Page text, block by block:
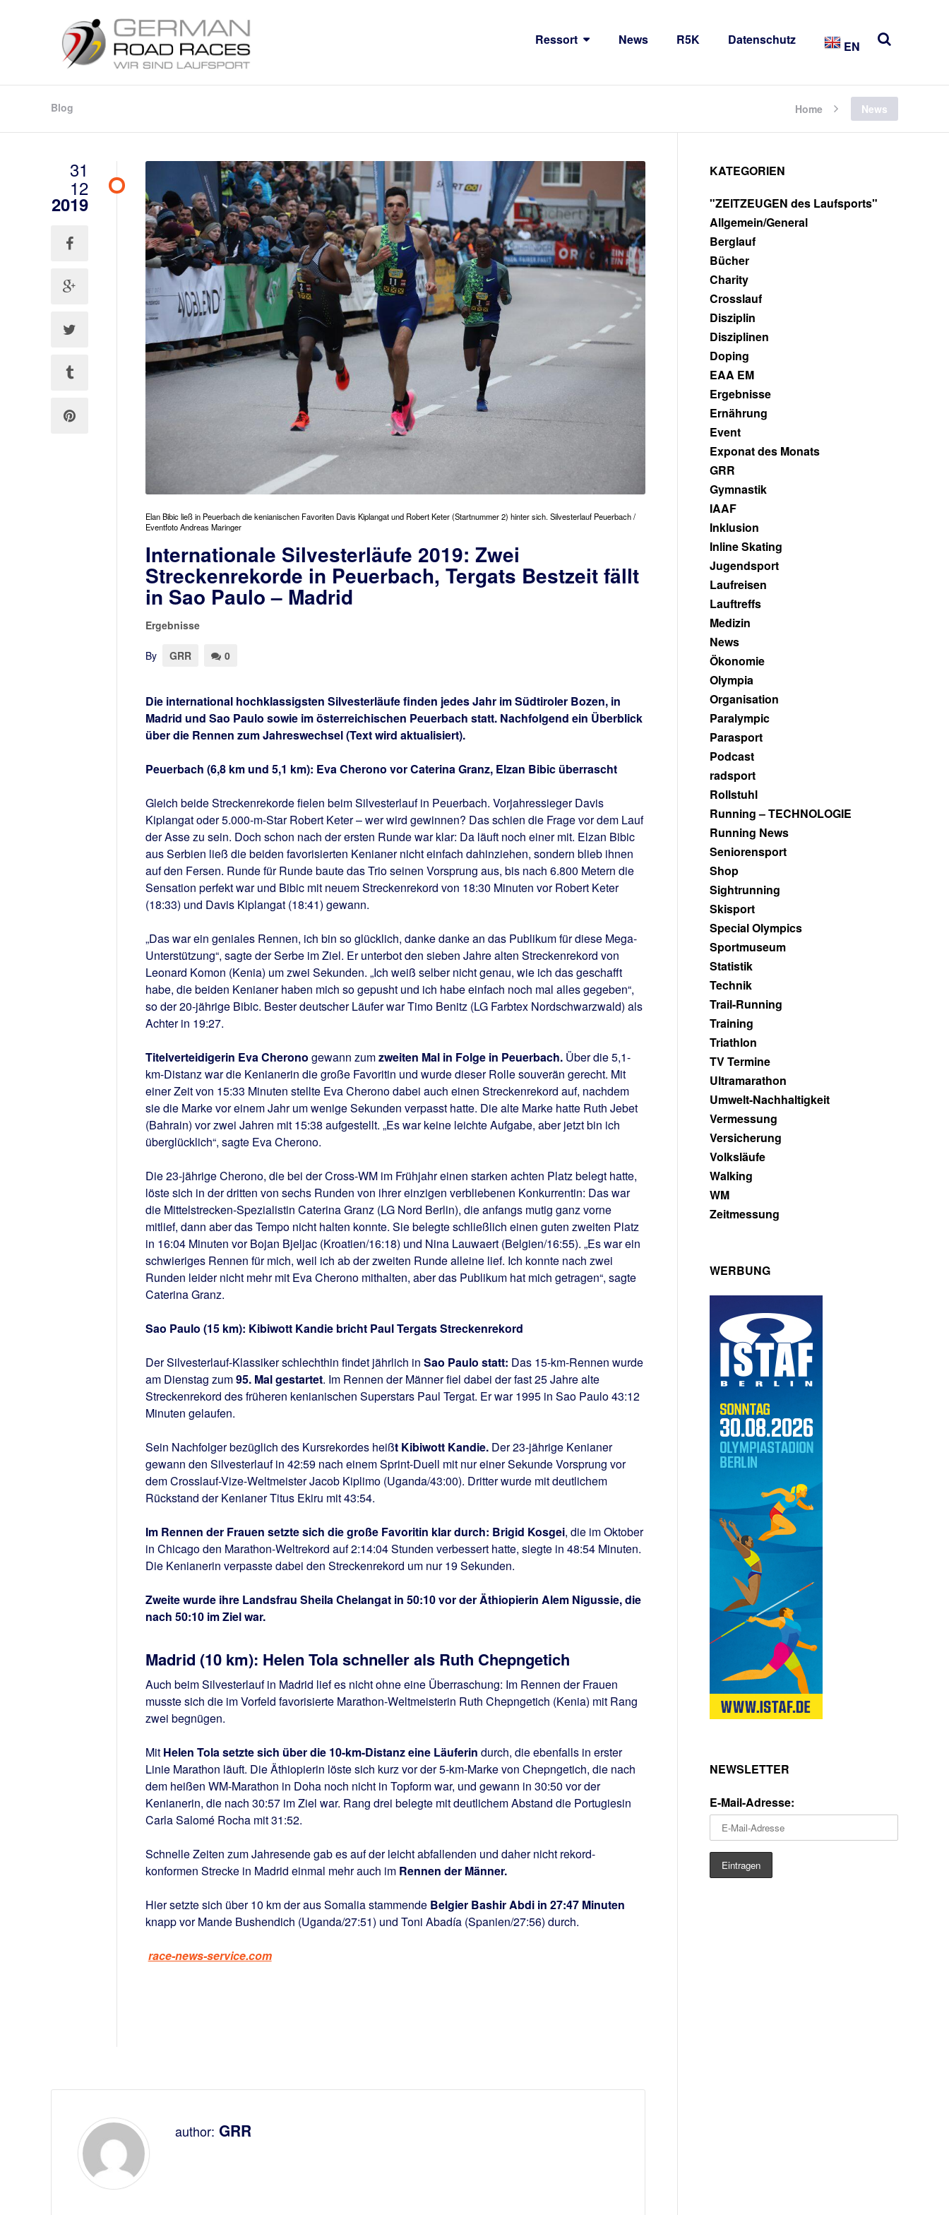
Ressort News R5K Datenschutz EN
Blog Home News
31
12
2019
Elan Bibic ließ in Peuerbach die kenianischen Favoriten Davis Kiplangat und Robert Keter (Startnummer 2) hinter sich. Silvesterlauf Peuerbach /
Eventfoto Andreas Maringer
Internationale Silvesterläufe 2019: Zwei
Streckenrekorde in Peuerbach, Tergats Bestzeit fällt
in Sao Paulo – Madrid
Ergebnisse
By GRR 0
Die international hochklassigsten Silvesterläufe finden jedes Jahr im Südtiroler Bozen, in
Madrid und Sao Paulo sowie im österreichischen Peuerbach statt. Nachfolgend ein Überblick
über die Rennen zum Jahreswechsel (Text wird aktualisiert).
Peuerbach (6,8 km und 5,1 km): Eva Cherono vor Caterina Granz, Elzan Bibic überrascht
Gleich beide Streckenrekorde fielen beim Silvesterlauf in Peuerbach. Vorjahressieger Davis
Kiplangat oder 5.000-m-Star Robert Keter – wer wird gewinnen? Das schien die Frage vor dem Lauf
der Asse zu sein. Doch schon nach der ersten Runde war klar: Da läuft noch einer mit. Elzan Bibic
aus Serbien ließ die beiden favorisierten Kenianer nicht einfach dahinziehen, sondern blieb ihnen
auf den Fersen. Runde für Runde baute das Trio seinen Vorsprung aus, bis nach 6.800 Metern die
Sensation perfekt war und Bibic mit neuem Streckenrekord von 18:30 Minuten vor Robert Keter
(18:33) und Davis Kiplangat (18:41) gewann.
„Das war ein geniales Rennen, ich bin so glücklich, danke danke an das Publikum für diese Mega-
Unterstützung“, sagte der Serbe im Ziel. Er unterbot den sieben Jahre alten Streckenrekord von
Leonard Komon (Kenia) um zwei Sekunden. „Ich weiß selber nicht genau, wie ich das geschafft
habe, die beiden Kenianer haben mich so gepusht und ich habe einfach noch mal alles gegeben“,
so der 20-jährige Bibic. Bester deutscher Läufer war Timo Benitz (LG Farbtex Nordschwarzwald) als
Achter in 19:27.
Titelverteidigerin Eva Cherono gewann zumzweiten Mal in Folge in Peuerbach.Über die 5,1-
km-Distanz war die Kenianerin die große Favoritin und wurde dieser Rolle souverän gerecht. Mit
einer Zeit von 15:33 Minuten stellte Eva Cherono dabei auch einen Streckenrekord auf, nachdem
sie die Marke vor einem Jahr um wenige Sekunden verpasst hatte. Die alte Marke hatte Ruth Jebet
(Bahrain) vor zwei Jahren mit 15:38 aufgestellt. „Es war keine leichte Aufgabe, aber jetzt bin ich
überglücklich“, sagte Eva Cherono.
Die 23-jährige Cherono, die bei der Cross-WM im Frühjahr einen starken achten Platz belegt hatte,
löste sich in der dritten von sechs Runden von ihrer einzigen verbliebenen Konkurrentin: Das war
die Mittelstrecken-Spezialistin Caterina Granz (LG Nord Berlin), die anfangs mutig ganz vorne
mitlief, dann aber das Tempo nicht halten konnte. Sie belegte schließlich einen guten zweiten Platz
in 16:04 Minuten vor Bojan Bjeljac (Kroatien/16:18) und Nina Lauwaert (Belgien/16:55). „Es war ein
schwieriges Rennen für mich, weil ich ab der zweiten Runde alleine lief. Ich konnte nach zwei
Runden leider nicht mehr mit Eva Cherono mithalten, aber das Publikum hat mich getragen“, sagte
Caterina Granz.
Sao Paulo (15 km): Kibiwott Kandie bricht Paul Tergats Streckenrekord
Der Silvesterlauf-Klassiker schlechthin findet jährlich in Sao Paulo statt: Das 15-km-Rennen wurde
am Dienstag zum95. Mal gestartet. Im Rennen der Männer fiel dabei der fast 25 Jahre alte
Streckenrekord des früheren kenianischen Superstars Paul Tergat. Er war 1995 in Sao Paulo 43:12
Minuten gelaufen.
Sein Nachfolger bezüglich des Kursrekordes heißt Kibiwott Kandie.Der 23-jährige Kenianer
gewann den Silvesterlauf in 42:59 nach einem Sprint-Duell mit nur einer Sekunde Vorsprung vor
dem Crosslauf-Vize-Weltmeister Jacob Kiplimo (Uganda/43:00). Dritter wurde mit deutlichem
Rückstand der Kenianer Titus Ekiru mit 43:54.
Im Rennen der Frauen setzte sich die große Favoritin klar durch: Brigid Kosgei, die im Oktober
in Chicago den Marathon-Weltrekord auf 2:14:04 Stunden verbessert hatte, siegte in 48:54 Minuten.
Die Kenianerin verpasste dabei den Streckenrekord um nur 19 Sekunden.
Zweite wurde ihre Landsfrau Sheila Chelangat in 50:10 vor der Äthiopierin Alem Nigussie, die
nach 50:10 im Ziel war.
Madrid (10 km): Helen Tola schneller als Ruth Chepngetich
Auch beim Silvesterlauf in Madrid lief es nicht ohne eine Überraschung: Im Rennen der Frauen
musste sich die im Vorfeld favorisierte Marathon-Weltmeisterin Ruth Chepngetich (Kenia) mit Rang
zwei begnügen.
Mit Helen Tola setzte sich über die 10-km-Distanz eine Läuferin durch, die ebenfalls in erster
Linie Marathon läuft. Die Äthiopierin löste sich kurz vor der 5-km-Marke von Chepngetich, die nach
dem heißen WM-Marathon in Doha noch nicht in Topform war, und gewann in 30:50 vor der
Kenianerin, die nach 30:57 im Ziel war. Rang drei belegte mit deutlichem Abstand die Portugiesin
Carla Salomé Rocha mit 31:52.
Schnelle Zeiten zum Jahresende gab es auf der leicht abfallenden und daher nicht rekord-
konformen Strecke in Madrid einmal mehr auch im Rennen der Männer.
Hier setzte sich über 10 km der aus Somalia stammende Belgier Bashir Abdi in 27:47 Minuten
knapp vor Mande Bushendich (Uganda/27:51) und Toni Abadía (Spanien/27:56) durch.
race-news-service.com
author: GRR
KATEGORIEN
"ZEITZEUGEN des Laufsports"
Allgemein/General
Berglauf
Bücher
Charity
Crosslauf
Disziplin
Disziplinen
Doping
EAA EM
Ergebnisse
Ernährung
Event
Exponat des Monats
GRR
Gymnastik
IAAF
Inklusion
Inline Skating
Jugendsport
Laufreisen
Lauftreffs
Medizin
News
Ökonomie
Olympia
Organisation
Paralympic
Parasport
Podcast
radsport
Rollstuhl
Running – TECHNOLOGIE
Running News
Seniorensport
Shop
Sightrunning
Skisport
Special Olympics
Sportmuseum
Statistik
Technik
Trail-Running
Training
Triathlon
TV Termine
Ultramarathon
Umwelt-Nachhaltigkeit
Vermessung
Versicherung
Volksläufe
Walking
WM
Zeitmessung
WERBUNG
NEWSLETTER
E-Mail-Adresse: